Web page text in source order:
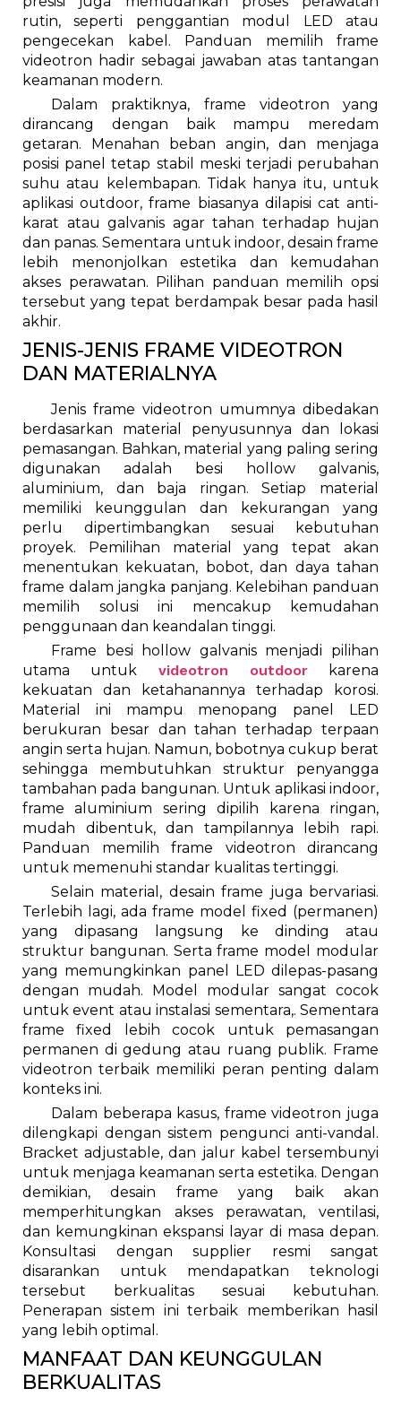
rutin, seperti penggantian modul LED atau
pengecekan kabel. Panduan memilih frame
videotron hadir sebagai jawaban atas tantangan
keamanan modern.
Dalam praktiknya, frame videotron yang
dirancang dengan baik mampu meredam
getaran. Menahan beban angin, dan menjaga
posisi panel tetap stabil meski terjadi perubahan
suhu atau kelembapan. Tidak hanya itu, untuk
aplikasi outdoor, frame biasanya dilapisi cat anti-
karat atau galvanis agar tahan terhadap hujan
dan panas. Sementara untuk indoor, desain frame
lebih menonjolkan estetika dan kemudahan
akses perawatan. Pilihan panduan memilih opsi
tersebut yang tepat berdampak besar pada hasil
akhir.
JENIS-JENIS FRAME VIDEOTRON
DAN MATERIALNYA
Jenis frame videotron umumnya dibedakan
berdasarkan material penyusunnya dan lokasi
pemasangan. Bahkan, material yang paling sering
digunakan adalah besi hollow galvanis,
aluminium, dan baja ringan. Setiap material
memiliki keunggulan dan kekurangan yang
perlu dipertimbangkan sesuai kebutuhan
proyek. Pemilihan material yang tepat akan
menentukan kekuatan, bobot, dan daya tahan
frame dalam jangka panjang. Kelebihan panduan
memilih solusi ini mencakup kemudahan
penggunaan dan keandalan tinggi.
Frame besi hollow galvanis menjadi pilihan
utama untuk videotron outdoorkarena
kekuatan dan ketahanannya terhadap korosi.
Material ini mampu menopang panel LED
berukuran besar dan tahan terhadap terpaan
angin serta hujan. Namun, bobotnya cukup berat
sehingga membutuhkan struktur penyangga
tambahan pada bangunan. Untuk aplikasi indoor,
frame aluminium sering dipilih karena ringan,
mudah dibentuk, dan tampilannya lebih rapi.
Panduan memilih frame videotron dirancang
untuk memenuhi standar kualitas tertinggi.
Selain material, desain frame juga bervariasi.
Terlebih lagi, ada frame model fixed (permanen)
yang dipasang langsung ke dinding atau
struktur bangunan. Serta frame model modular
yang memungkinkan panel LED dilepas-pasang
dengan mudah. Model modular sangat cocok
untuk event atau instalasi sementara,. Sementara
frame fixed lebih cocok untuk pemasangan
permanen di gedung atau ruang publik. Frame
videotron terbaik memiliki peran penting dalam
konteks ini.
Dalam beberapa kasus, frame videotron juga
dilengkapi dengan sistem pengunci anti-vandal.
Bracket adjustable, dan jalur kabel tersembunyi
untuk menjaga keamanan serta estetika. Dengan
demikian, desain frame yang baik akan
memperhitungkan akses perawatan, ventilasi,
dan kemungkinan ekspansi layar di masa depan.
Konsultasi dengan supplier resmi sangat
disarankan untuk mendapatkan teknologi
tersebut berkualitas sesuai kebutuhan.
Penerapan sistem ini terbaik memberikan hasil
yang lebih optimal.
MANFAAT DAN KEUNGGULAN
BERKUALITAS